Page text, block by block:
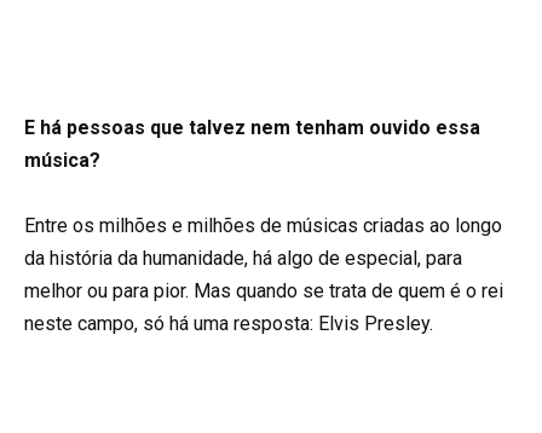
E há pessoas que talvez nem tenham ouvido essa
música?
Entre os milhões e milhões de músicas criadas ao longo
da história da humanidade, há algo de especial, para
melhor ou para pior. Mas quando se trata de quem é o rei
neste campo, só há uma resposta: Elvis Presley.